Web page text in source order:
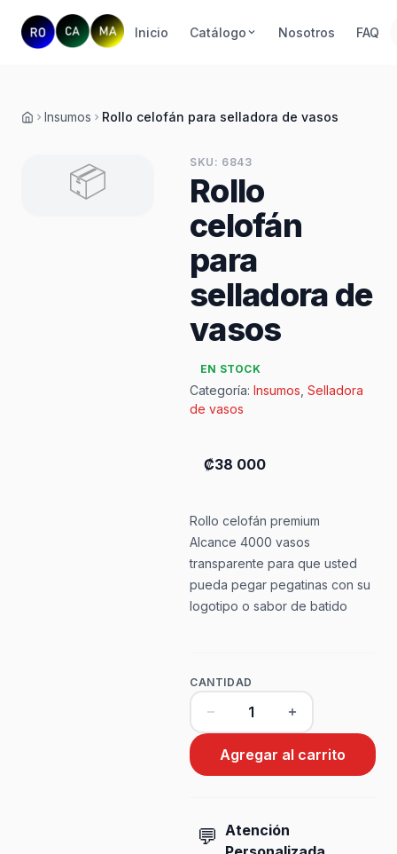
Inicio Catálogo Nosotros FAQ
Inicio
Insumos Rollo celofán para selladora de vasos
📦 SKU: 6843
Rollo
celofán
para
selladora de
vasos
EN STOCK
Categoría: Insumos Selladora
de vasos
₡38 000
Rollo celofán premium
Alcance 4000 vasos
transparente para que usted
pueda pegar pegatinas con su
logotipo o sabor de batido
CANTIDAD
Agregar al carrito
💬 Atención